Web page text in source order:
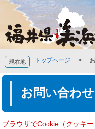
の
頭
で
す
ー
飛
ば
し
文
現在地 トップページ >
お問い合わせ
ブラウザでCookie（クッキ